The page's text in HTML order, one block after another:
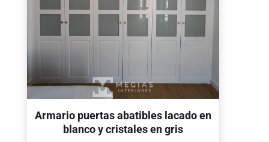
Armario puertas abatibles lacado en
blanco y cristales en gris